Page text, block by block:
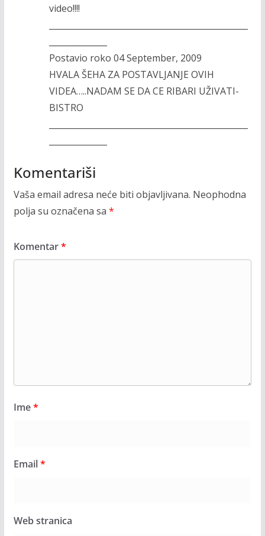
video!!!!
Postavio roko 04 September, 2009
HVALA ŠEHA ZA POSTAVLJANJE OVIH
VIDEA…..NADAM SE DA CE RIBARI UŽIVATI-
BISTRO
Komentariši
Vaša email adresa neće biti objavljivana. Neophodna
polja su označena sa *
Komentar*
Ime*
Email*
Web stranica